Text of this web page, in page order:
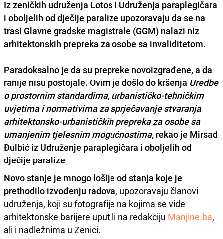
Iz zeničkih udruženja Lotos i Udruženja paraplegičara
i oboljelih od dječije paralize upozoravaju da se na
trasi Glavne gradske magistrale (GGM) nalazi niz
arhitektonskih prepreka za osobe sa invaliditetom.
Paradoksalno je da su prepreke novoizgrađene, a da
ranije nisu postojale. Ovim je došlo do kršenja Uredbe
o prostornim standardima, urbanističko-tehničkim
uvjetima i normativima za sprječavanje stvaranja
arhitektonsko-urbanističkih prepreka za osobe sa
umanjenim tjelesnim mogućnostima, rekao je Mirsad
Đulbić iz Udruženje paraplegičara i oboljelih od
dječije paralize
Novo stanje je mnogo lošije od stanja koje je
prethodilo izvođenju radova, upozoravaju članovi
udruženja, koji su fotografije na kojima se vide
arhitektonske barijere uputili na redakciju Manjine.ba,
ali i nadležnima u Zenici.